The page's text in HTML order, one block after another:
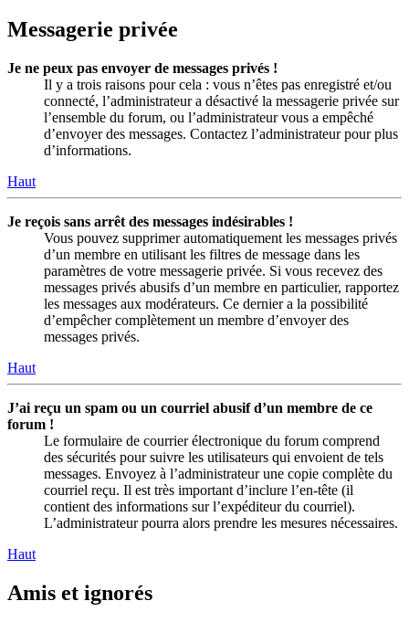
Messagerie privée
Je ne peux pas envoyer de messages privés !
Il y a trois raisons pour cela : vous n’êtes pas enregistré et/ou
connecté, l’administrateur a désactivé la messagerie privée sur
l’ensemble du forum, ou l’administrateur vous a empêché
d’envoyer des messages. Contactez l’administrateur pour plus
d’informations.
Haut
Je reçois sans arrêt des messages indésirables !
Vous pouvez supprimer automatiquement les messages privés
d’un membre en utilisant les filtres de message dans les
paramètres de votre messagerie privée. Si vous recevez des
messages privés abusifs d’un membre en particulier, rapportez
les messages aux modérateurs. Ce dernier a la possibilité
d’empêcher complètement un membre d’envoyer des
messages privés.
Haut
J’ai reçu un spam ou un courriel abusif d’un membre de ce
forum !
Le formulaire de courrier électronique du forum comprend
des sécurités pour suivre les utilisateurs qui envoient de tels
messages. Envoyez à l’administrateur une copie complète du
courriel reçu. Il est très important d’inclure l’en-tête (il
contient des informations sur l’expéditeur du courriel).
L’administrateur pourra alors prendre les mesures nécessaires.
Haut
Amis et ignorés